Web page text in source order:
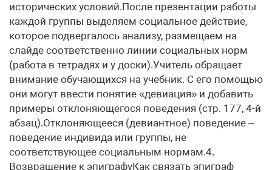
исторических условий.После презентации работы
каждой группы выделяем социальное действие,
которое подвергалось анализу, размещаем на
слайде соответственно линии социальных норм
(работа в тетрадях и у доски).Учитель обращает
внимание обучающихся на учебник. С его помощью
они могут ввести понятие «девиация» и добавить
примеры отклоняющегося поведения (стр. 177, 4-й
абзац).Отклоняющееся (девиантное) поведение –
поведение индивида или группы, не
соответствующее социальным нормам.4.
Возвращение к эпиграфуКак связать эпиграф